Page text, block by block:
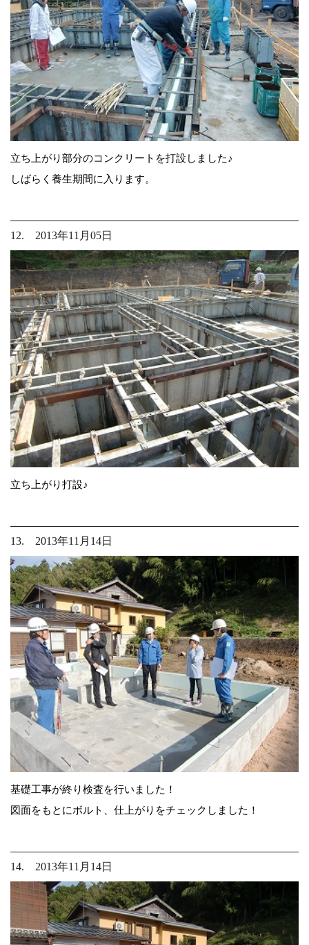
立ち上がり部分のコンクリートを打設しました♪
しばらく養生期間に入ります。
12. 2013年11月05日
立ち上がり打設♪
13. 2013年11月14日
基礎工事が終り検査を行いました！
図面をもとにボルト、仕上がりをチェックしました！
14. 2013年11月14日